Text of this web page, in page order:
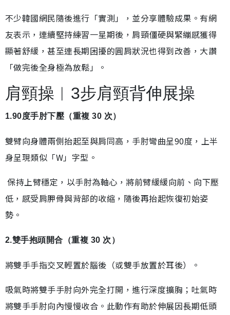
不少韓國網民隨後進行「實測」，並分享體驗成果。有網
友表示，連續堅持練習一星期後，肩頸僵硬與緊繃感獲得
顯著舒緩，甚至連長期困擾的圓肩狀況也得到改善，大讚
「做完後全身極為放鬆」。
肩頸操︱3步肩頸背伸展操
1.90度手肘下壓（重複 30 次）
雙臂向身體兩側抬起至與肩同高，手肘彎曲呈90度，上半
身呈現類似「W」字型。
保持上臂穩定，以手肘為軸心，將前臂緩緩向前、向下壓
低，感受肩胛骨與背部的收縮，隨後再抬起恢復初始姿
勢。
2.雙手抱頭開合（重複 30 次）
將雙手手指交叉輕置於腦後（或雙手放置於耳後）。
吸氣時將雙手手肘向外完全打開，進行深度擴胸；吐氣時
將雙手手肘向內慢慢收合。此動作有助於伸展因長期低頭